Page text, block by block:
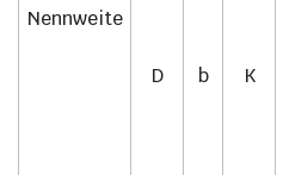
Nennweite
D b K